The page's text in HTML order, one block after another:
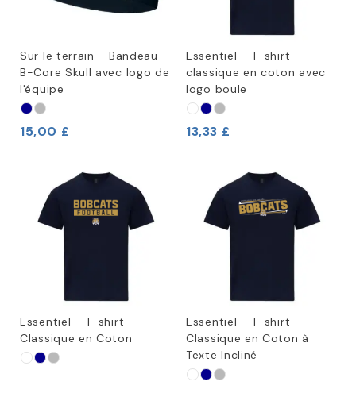
Sur le terrain - Bandeau
B-Core Skull avec logo de
l'équipe
15,00 £
Essentiel - T-shirt
classique en coton avec
logo boule
13,33 £
Essentiel - T-shirt
Classique en Coton
Essentiel - T-shirt
Classique en Coton à
Texte Incliné